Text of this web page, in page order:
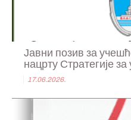
Јавни позив за
нацрту Стратегије
17.06.2026.